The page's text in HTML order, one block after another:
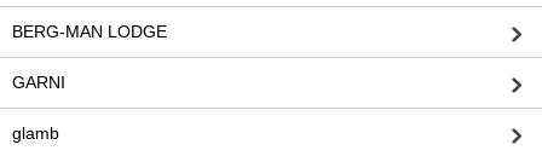
BERG-MAN LODGE
GARNI
glamb